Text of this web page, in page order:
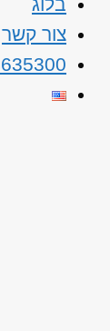
צור קשר